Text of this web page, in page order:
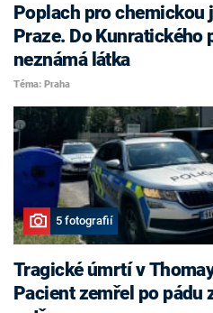
Poplach pro chemickou
Praze. Do Kunratického
neznámá látka
Téma: Praha
5 fotografií
Tragické úmrtí v
Pacient zemřel po pádu